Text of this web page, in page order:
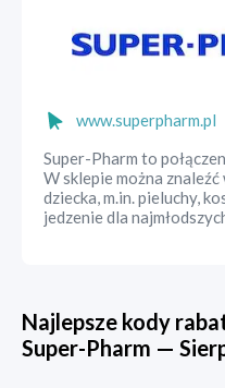
www.superpharm.pl
Super-Pharm to
W sklepie można
dziecka, m.in. pieluchy,
jedzenie dla
Najlepsze kody
Super-Pharm —